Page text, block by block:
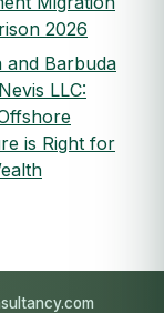
2026
and Barbuda
LLC:
is Right for